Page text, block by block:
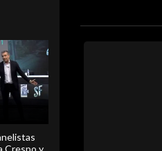
Crespo y